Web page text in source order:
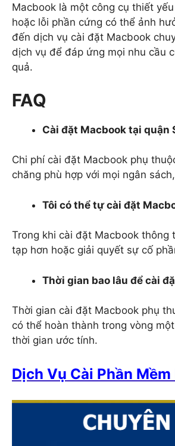
Macbook là một công cụ thiết
hoặc lỗi phần cứng có thể ảnh
đến dịch vụ cài đặt Macbook
dịch vụ để đáp ứng mọi nhu cầu
quả.
FAQ
Cài đặt Macbook tại quận
Chi phí cài đặt Macbook phụ
chăng phù hợp với mọi ngân
Tôi có thể tự cài đặt
Trong khi cài đặt Macbook
tạp hơn hoặc giải quyết sự cố
Thời gian bao lâu để cài
Thời gian cài đặt Macbook phụ
có thể hoàn thành trong vòng
thời gian ước tính.
Dịch Vụ Cài Phần